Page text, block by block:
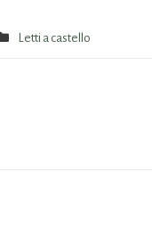
Letti a castello